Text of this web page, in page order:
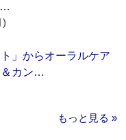
…
)
」からオーラルケア
カン…
もっと見る »